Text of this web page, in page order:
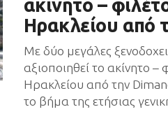
ακίνητο –
Ηρακλείου από
Με δύο μεγάλες
αξιοποιηθεί το ακίνητο –
Ηρακλείου από την
το βήμα της ετήσιας